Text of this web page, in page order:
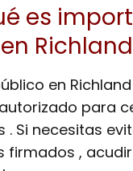
es
en Richland
para
. Si necesitas
firmados ,